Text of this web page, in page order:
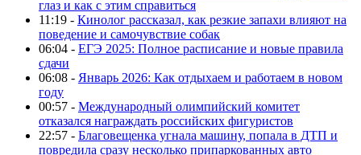
глаз и как с этим справиться
11:19 - Кинолог рассказал, как резкие запахи влияют на
поведение и самочувствие собак
06:04 - ЕГЭ 2025: Полное расписание и новые правила
сдачи
06:08 - Январь 2026: Как отдыхаем и работаем в новом
году
00:57 - Международный олимпийский комитет
отказался награждать российских фигуристов
22:57 - Благовещенка угнала машину, попала в ДТП и
повредила сразу несколько припаркованных авто